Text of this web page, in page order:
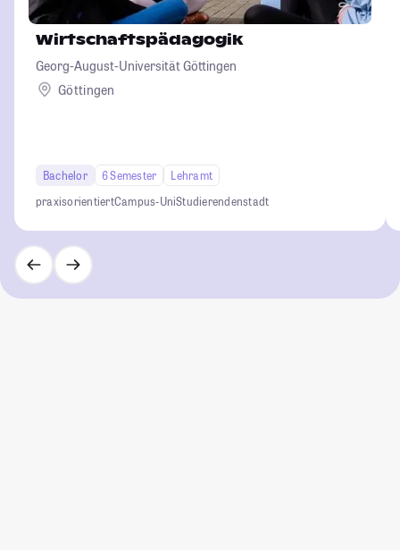
Wirtschaftspädagogik
Georg-August-Universität Göttingen
Göttingen
Bachelor 6 Semester
Lehramt
praxisorientiertCampus-UniStudierendenstadt